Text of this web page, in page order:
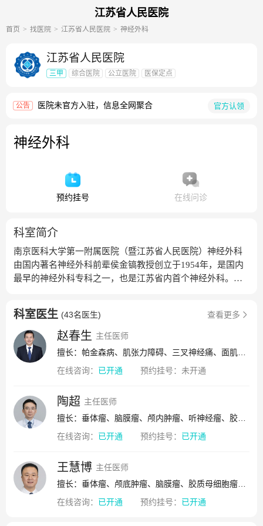
江苏省人民医院
首页 找医院 江苏省人民医院 神经外科
江苏省人民医院
三甲 综合医院 公立医院 医保定点
公告 医院未官方入驻，信息全网聚合 官方认领
神经外科
预约挂号 在线问诊
科室简介
南京医科大学第一附属医院（暨江苏省人民医院）神经外科
由国内著名神经外科前辈侯金镐教授创立于1954年，是国内
最早的神经外科专科之一，也是江苏省内首个神经外科。经
强卫工程医学重点学科、南京医科大学神经外科学科联盟主
任委员单位（联盟现已发展包括省内外56家成员单位）。学
科为南京医科大学硕士生、博士生培养点、博士后流动站，
国内首批获认证的神经外科专科医师培训基地、国家卫生健
康委能力建设和继续教育神经外科进修与培训基地。学科目
护士137名。现有博士生导师7人，硕士生导师10人。团队中
包括中组部“万人计划”青年拔尖人才1名、江苏省有突出贡献
中青年专家1名、省“333工程”第二层次培养对象2名、“强卫
工程”医学重点人才2名、省特聘教授1名、省特聘医学专家1
协会脑胶质瘤专业委员会候任主任委员、中国医师协会神经
外科医师分会常委、中华医学会神经外科分会委员、江苏省
医学会神经外科分会副主任委员、江苏省医师协会神经外科
医师分会会长等学术职务，享有良好的执业口碑和学术地
科室医生 (43名医生) 查看更多
赵春生 主任医师
在线咨询： 已开通 预约挂号： 未开通
陶超 主任医师
在线咨询： 已开通 预约挂号： 已开通
王慧博 主任医师
在线咨询： 已开通 预约挂号： 已开通